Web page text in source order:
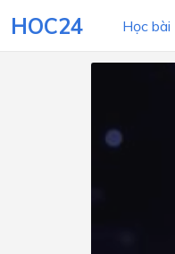
HOC24 Học bài
LỚP HỌC